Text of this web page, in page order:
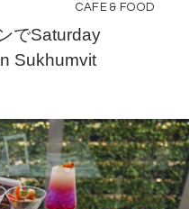
でSaturday
Sukhumvit
CAFE & FOOD